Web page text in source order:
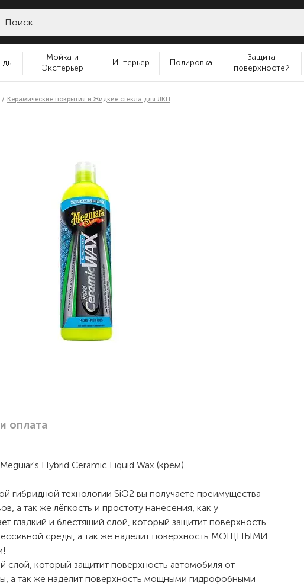
Мойка и
Экстерьер
Интерьер Полировка
Защита
поверхностей
Керамические покрытия и Жидкие стекла для ЛКП
и оплата
Hybrid Ceramic Liquid Wax (крем)
гибридной технологии SiO2 вы получаете преимущества
а так же лёгкость и простоту нанесения, как у
гладкий и блестящий слой, который защитит поверхность
среды, а так же наделит поверхность МОЩНЫМИ
слой, который защитит поверхность автомобиля от
а так же наделит поверхность мощными гидрофобными